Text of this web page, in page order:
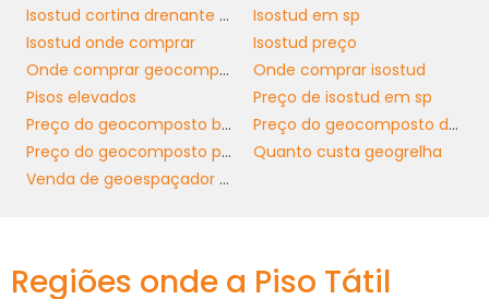
problemas de umidade e drenagem.
A IMPORTÂNCIA DA
ESCOLHA DO FORNECEDOR
CERTO
A escolha do fornecedor é um dos passos
cortina drenante e impermeável. Optar
por empresas com experiência no mercado é
Isostud cortina drenante e impermeável
Isostud em sp
Isostud onde comprar
Isostud preço
Onde comprar geocomposto bentonítico
Onde comprar isostud
Pisos elevados
Preço de isostud em sp
Preço do geocomposto bentonítico
Preço do geocomposto drenante
Preço do geocomposto para drenagem
Quanto custa geogrelha
Venda de geoespaçador pead
Regiões onde a Piso Tátil